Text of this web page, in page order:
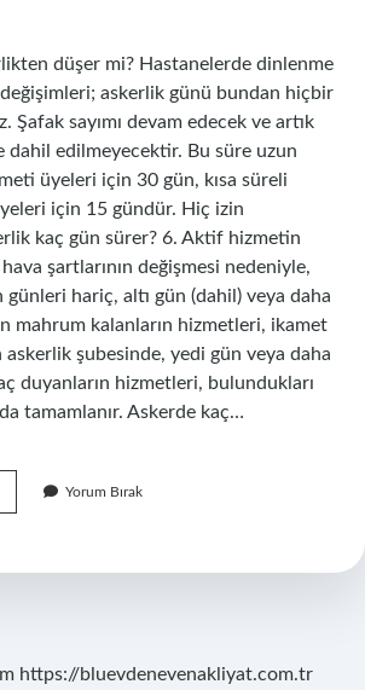
düşer mi? Hastanelerde dinlenme
değişimleri; askerlik günü bundan hiçbir
Şafak sayımı devam edecek ve artık
dahil edilmeyecektir. Bu süre uzun
üyeleri için 30 gün, kısa süreli
için 15 gündür. Hiç izin
kaç gün sürer? 6. Aktif hizmetin
şartlarının değişmesi nedeniyle,
günleri hariç, altı gün (dahil) veya daha
mahrum kalanların hizmetleri, ikamet
askerlik şubesinde, yedi gün veya daha
duyanların hizmetleri, bulundukları
tamamlanır. Askerde kaç…
Yorum Bırak
https://bluevdenevenakliyat.com.tr